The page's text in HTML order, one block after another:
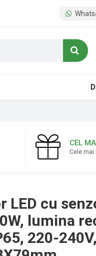
CEL
Cele
LED cu
lumina
220-240V,